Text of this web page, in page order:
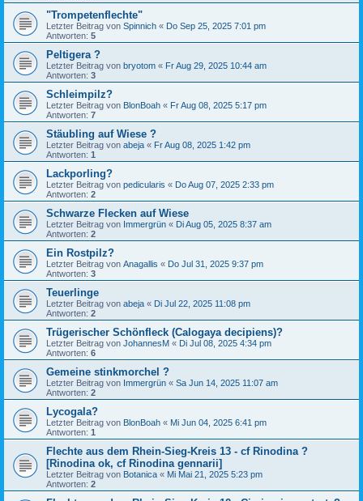
"Trompetenflechte"
Letzter Beitrag von Spinnich « Do Sep 25, 2025 7:01 pm
Antworten: 5
Peltigera ?
Letzter Beitrag von bryotom « Fr Aug 29, 2025 10:44 am
Antworten: 3
Schleimpilz?
Letzter Beitrag von BlonBoah « Fr Aug 08, 2025 5:17 pm
Antworten: 7
Stäubling auf Wiese ?
Letzter Beitrag von abeja « Fr Aug 08, 2025 1:42 pm
Antworten: 1
Lackporling?
Letzter Beitrag von pedicularis « Do Aug 07, 2025 2:33 pm
Antworten: 2
Schwarze Flecken auf Wiese
Letzter Beitrag von Immergrün « Di Aug 05, 2025 8:37 am
Antworten: 2
Ein Rostpilz?
Letzter Beitrag von Anagallis « Do Jul 31, 2025 9:37 pm
Antworten: 3
Teuerlinge
Letzter Beitrag von abeja « Di Jul 22, 2025 11:08 pm
Antworten: 2
Trügerischer Schönfleck (Calogaya decipiens)?
Letzter Beitrag von JohannesM « Di Jul 08, 2025 4:34 pm
Antworten: 6
Gemeine stinkmorchel ?
Letzter Beitrag von Immergrün « Sa Jun 14, 2025 11:07 am
Antworten: 2
Lycogala?
Letzter Beitrag von BlonBoah « Mi Jun 04, 2025 6:41 pm
Antworten: 1
Flechte aus dem Rhein-Sieg-Kreis 13 - cf Rinodina ?
[Rinodina ok, cf Rinodina gennarii]
Letzter Beitrag von Botanica « Mi Mai 21, 2025 5:23 pm
Antworten: 2